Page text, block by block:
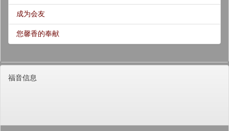
成为会友
您馨香的奉献
福音信息